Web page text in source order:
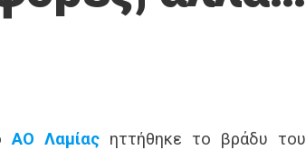
ΑΟ Λαμίαςηττήθηκε το βράδυ του